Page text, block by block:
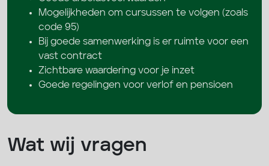
Mogelijkheden om cursussen te volgen (zoals
code 95)
Bij goede samenwerking is er ruimte voor een
vast contract
Zichtbare waardering voor je inzet
Goede regelingen voor verlof en pensioen
Wat wij vragen